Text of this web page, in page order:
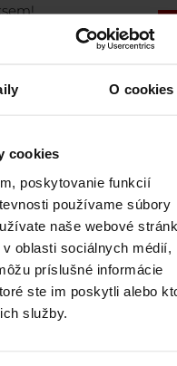
O cookies
cookies
poskytovanie funkcií
používame súbory
naše webové
oblasti sociálnych médií,
príslušné informácie
ste im poskytli alebo
služby.